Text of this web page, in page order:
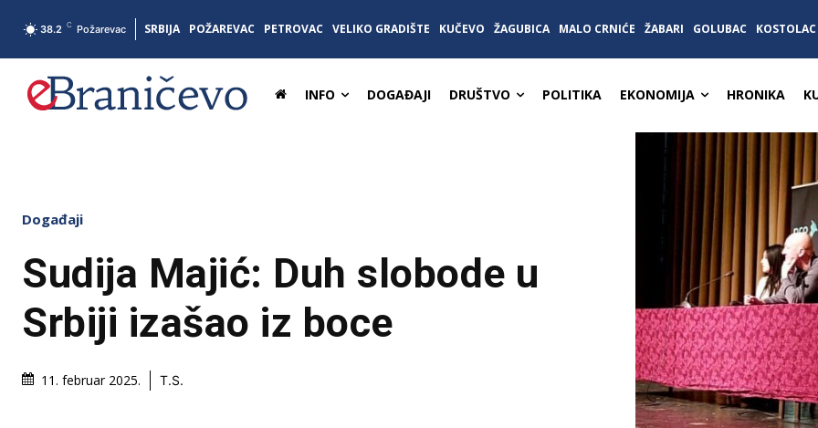
38.2 C Požarevac SRBIJA POŽAREVAC PETROVAC VELIKO GRADIŠTE KUČEVO ŽAGUBICA MALO CRNIĆE ŽABARI GOLUBAC KOSTOLAC
INFO DOGAĐAJI DRUŠTVO POLITIKA EKONOMIJA HRONIKA
Događaji
Sudija Majić: Duh slobode u
Srbiji izašao iz boce
11. februar 2025. T.S.